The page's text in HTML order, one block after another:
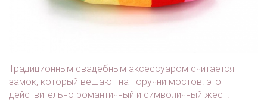
Традиционным свадебным аксессуаром считается
замок, который вешают на поручни мостов: это
действительно романтичный и символичный жест.